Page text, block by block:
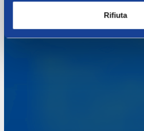
Rifiuta